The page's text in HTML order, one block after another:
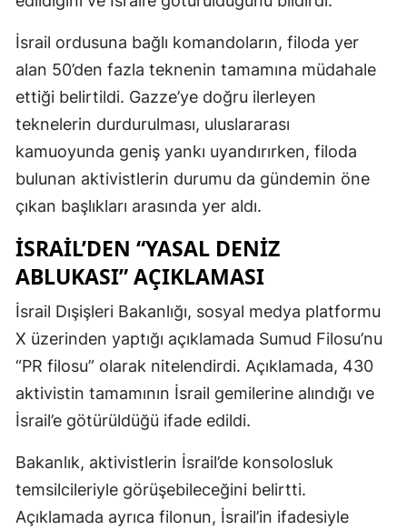
İsrail ordusuna bağlı komandoların, filoda yer
alan 50’den fazla teknenin tamamına müdahale
ettiği belirtildi. Gazze’ye doğru ilerleyen
teknelerin durdurulması, uluslararası
kamuoyunda geniş yankı uyandırırken, filoda
bulunan aktivistlerin durumu da gündemin öne
çıkan başlıkları arasında yer aldı.
İSRAIL’DEN “YASAL DENIZ
ABLUKASI” AÇIKLAMASI
İsrail Dışişleri Bakanlığı, sosyal medya platformu
X üzerinden yaptığı açıklamada Sumud Filosu’nu
“PR filosu” olarak nitelendirdi. Açıklamada, 430
aktivistin tamamının İsrail gemilerine alındığı ve
İsrail’e götürüldüğü ifade edildi.
Bakanlık, aktivistlerin İsrail’de konsolosluk
temsilcileriyle görüşebileceğini belirtti.
Açıklamada ayrıca filonun, İsrail’in ifadesiyle